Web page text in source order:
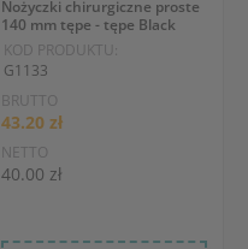
Nożyczki chirurgiczne proste
140 mm tępe - tępe Black
KOD PRODUKTU:
G1133
BRUTTO
43.20 zł
NETTO
40.00 zł